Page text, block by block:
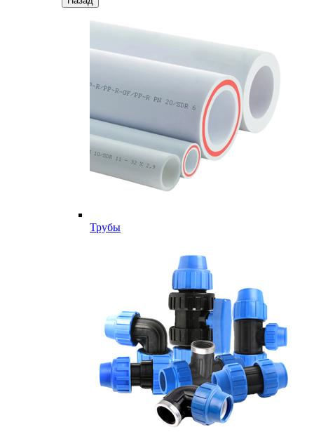
Трубы